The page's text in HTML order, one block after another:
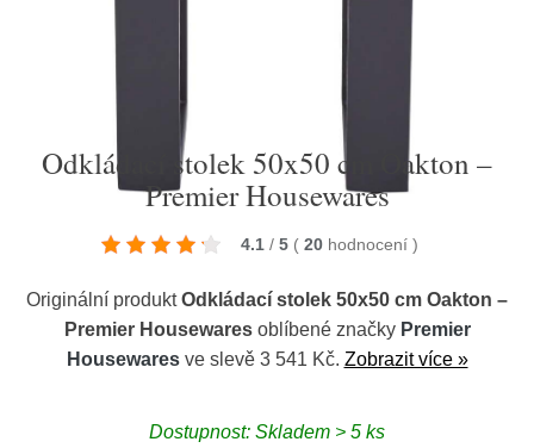
Odkládací stolek 50x50 cm Oakton –
Premier Housewares
4.1 / 5 ( 20 hodnocení )
Originální produktOdkládací stolek 50x50 cm Oakton –
Premier Housewaresoblíbené značky Premier
Housewaresve slevě 3 541 Kč. Zobrazit více »
Dostupnost: Skladem > 5 ks